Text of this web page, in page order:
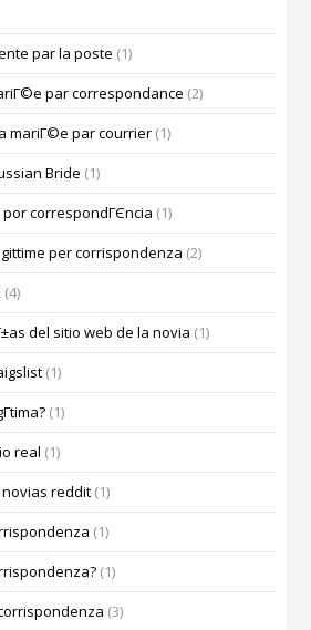
par la poste (1)
par correspondance (2)
mariГ©e par courrier (1)
Bride (1)
correspondГЄncia (1)
per corrispondenza (2)
(4)
del sitio web de la novia (1)
(1)
(1)
real (1)
reddit (1)
(1)
(1)
(3)